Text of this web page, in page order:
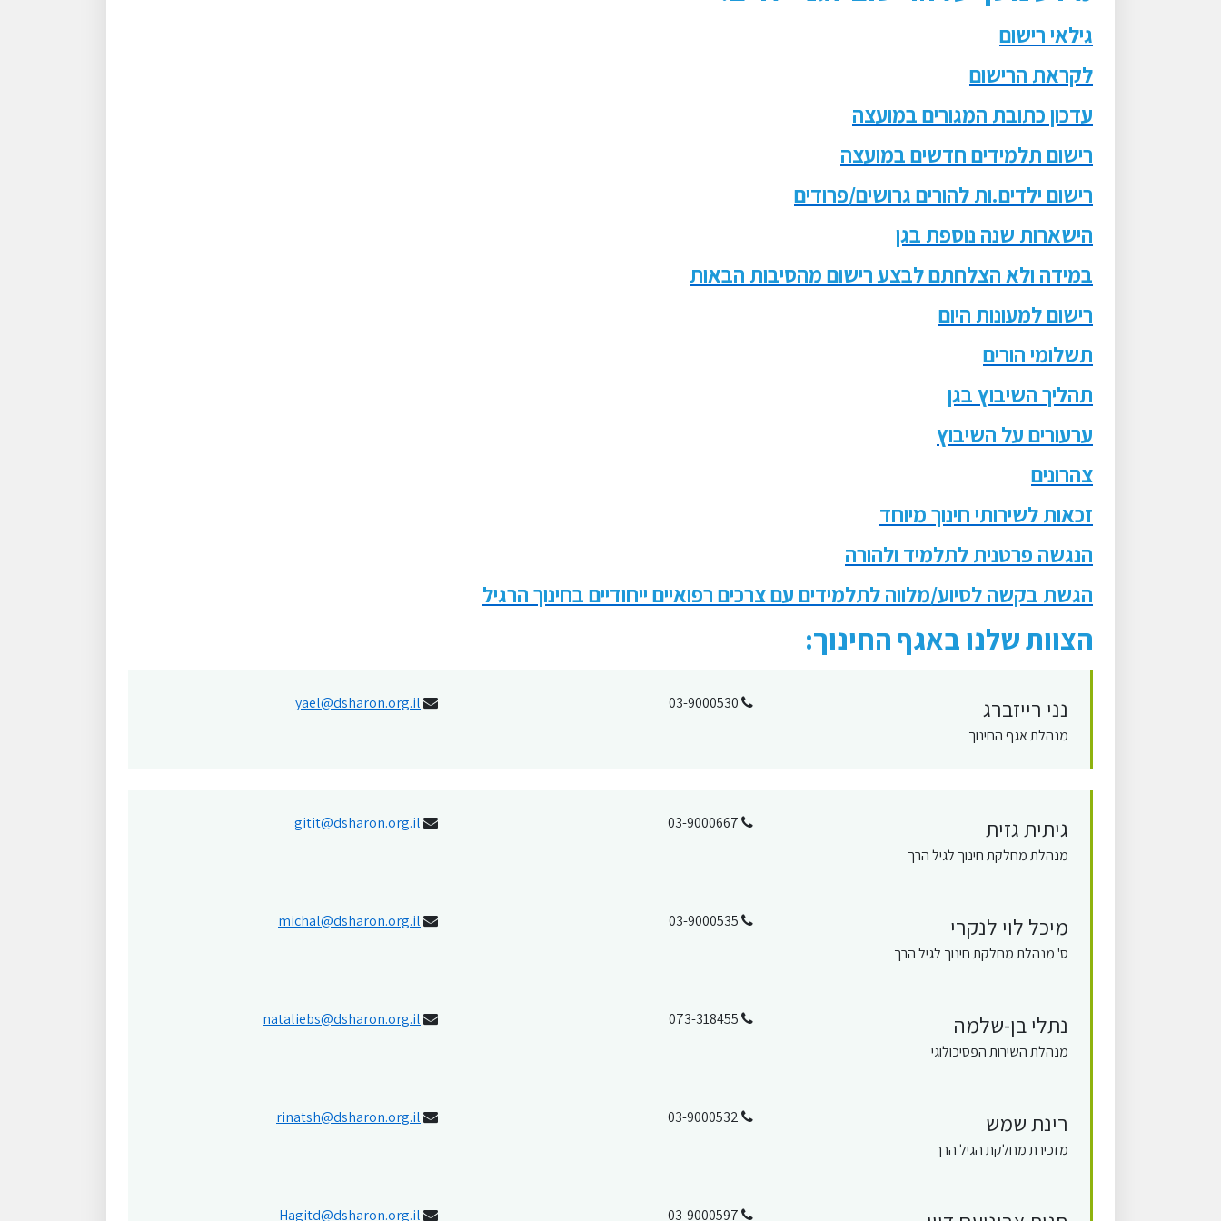
גילאי רישום
לקראת הרישום
עדכון כתובת המגורים במועצה
רישום תלמידים חדשים במועצה
רישום ילדים.ות להורים גרושים/פרודים
הישארות שנה נוספת בגן
במידה ולא הצלחתם לבצע רישום מהסיבות הבאות
רישום למעונות היום
תשלומי הורים
תהליך השיבוץ בגן
ערעורים על השיבוץ
צהרונים
זכאות לשירותי חינוך מיוחד
הנגשה פרטנית לתלמיד ולהורה
הגשת בקשה לסיוע/מלווה לתלמידים עם צרכים רפואיים ייחודיים בחינוך הרגיל
הצוות שלנו באגף החינוך:
נני רייזברג
מנהלת אגף החינוך
yael@dsharon.org.il
גיתית גזית
מנהלת מחלקת חינוך לגיל הרך
gitit@dsharon.org.il
מיכל לוי לנקרי
ס' מנהלת מחלקת חינוך לגיל הרך
michal@dsharon.org.il
נתלי בן-שלמה
מנהלת השירות הפסיכולוגי
nataliebs@dsharon.org.il
רינת שמש
מזכירת מחלקת הגיל הרך
rinatsh@dsharon.org.il
Hagitd@dsharon.org.il